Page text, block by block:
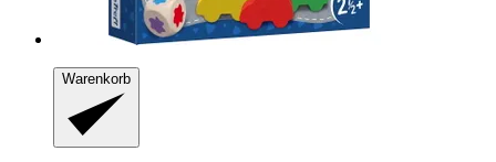
Warenkorb